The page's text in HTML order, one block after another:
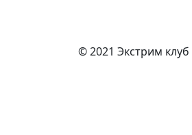
© 2021 Экстрим